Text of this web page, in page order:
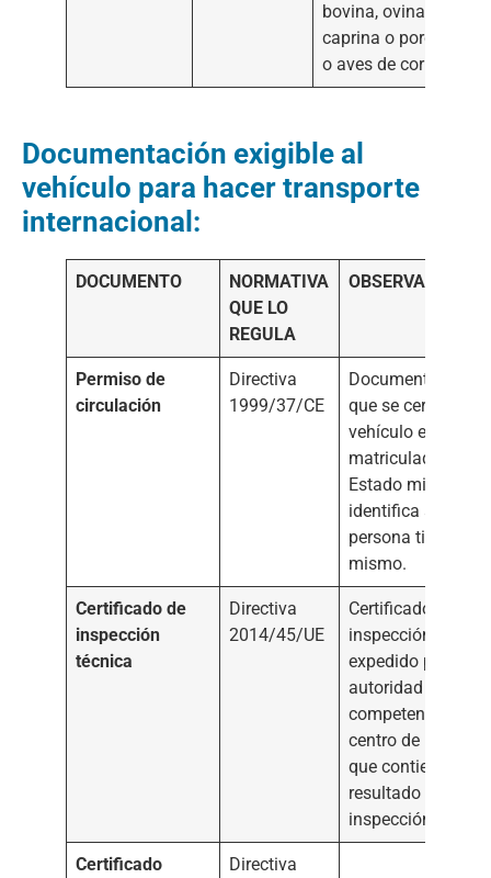
bovina, ovina,
caprina o porcina
o aves de corral
Documentación exigible al
vehículo para hacer transporte
internacional:
DOCUMENTO
NORMATIVA
QUE LO
REGULA
OBSERVACIONES
Permiso de
circulación
Directiva
1999/37/CE
Documento por el
que se certifica
vehículo está
matriculado en un
Estado miembro e
identifica a la
persona titular del
mismo.
Certificado de
inspección
técnica
Directiva
2014/45/UE
Certificado de la
inspección
expedido por la
autoridad
competente o el
centro de
que contiene el
resultado de la
inspección
Certificado
Directiva